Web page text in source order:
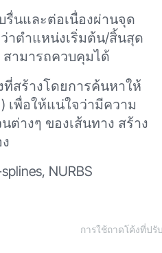
รื่นและต่อเนื่องผ่านจุด
าตำแหน่งเริ่มต้น/สิ้นสุด
ามารถควบคุมได้
ที่สร้างโดยการค้นหาให้
เพื่อให้แน่ใจว่ามีความ
ต่างๆ ของเส้นทาง สร้าง
NURBS
การใช้ถาดโค้งที่ปรั